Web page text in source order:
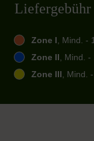
Liefergebühr
Zone I, Mind. -
Zone II, Mind. -
Zone III, Mind.